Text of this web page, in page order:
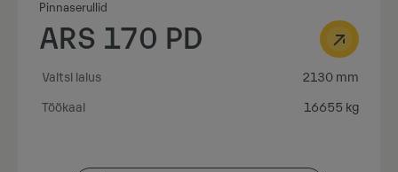
Pinnaserullid
ARS 170 PD
Valtsi laius
2130 mm
Töökaal
16655 kg